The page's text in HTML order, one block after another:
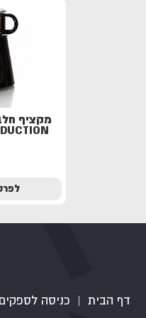
מקציף
דף הבית | כניסה לספקים